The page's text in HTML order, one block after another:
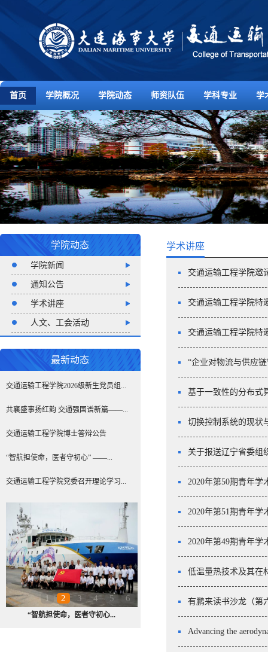
首页 学院概况 学院动态 师资队伍 学科专业 学
学院动态
学院新闻
通知公告
学术讲座
人文、工会活动
最新动态
交通运输工程学院2026级新生党员组...
共襄盛事扬红韵 交通强国谱新篇——...
交通运输工程学院博士答辩公告
“智航担使命，医者守初心” ——...
交通运输工程学院党委召开理论学习...
1 2 3 4 5 6
“智航担使命，医者守初心...
学术讲座
交通运输工程学院邀
交通运输工程学院特
交通运输工程学院特
“企业对物流与供应
基于一致性的分布式
切换控制系统的现状
关于报送辽宁省委组
2020年第50期青年学
2020年第51期青年学
2020年第49期青年学
低温量热技术及其在
有鹏来读书沙龙（第
Advancing the